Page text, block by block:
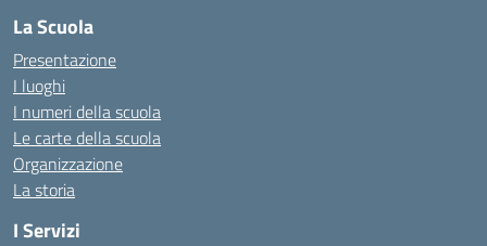
La Scuola
Presentazione
I luoghi
I numeri della scuola
Le carte della scuola
Organizzazione
La storia
I Servizi